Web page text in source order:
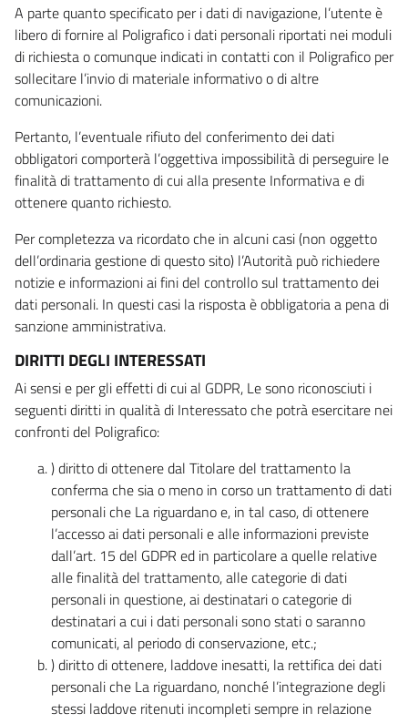
A parte quanto specificato per i dati di navigazione, l’utente è
libero di fornire al Poligrafico i dati personali riportati nei moduli
di richiesta o comunque indicati in contatti con il Poligrafico per
sollecitare l’invio di materiale informativo o di altre
comunicazioni.
Pertanto, l’eventuale rifiuto del conferimento dei dati
obbligatori comporterà l’oggettiva impossibilità di perseguire le
finalità di trattamento di cui alla presente Informativa e di
ottenere quanto richiesto.
Per completezza va ricordato che in alcuni casi (non oggetto
dell’ordinaria gestione di questo sito) l’Autorità può richiedere
notizie e informazioni ai fini del controllo sul trattamento dei
dati personali. In questi casi la risposta è obbligatoria a pena di
sanzione amministrativa.
DIRITTI DEGLI INTERESSATI
Ai sensi e per gli effetti di cui al GDPR, Le sono riconosciuti i
seguenti diritti in qualità di Interessato che potrà esercitare nei
confronti del Poligrafico:
) diritto di ottenere dal Titolare del trattamento la
conferma che sia o meno in corso un trattamento di dati
personali che La riguardano e, in tal caso, di ottenere
l’accesso ai dati personali e alle informazioni previste
dall’art. 15 del GDPR ed in particolare a quelle relative
alle finalità del trattamento, alle categorie di dati
personali in questione, ai destinatari o categorie di
destinatari a cui i dati personali sono stati o saranno
comunicati, al periodo di conservazione, etc.;
) diritto di ottenere, laddove inesatti, la rettifica dei dati
personali che La riguardano, nonché l’integrazione degli
stessi laddove ritenuti incompleti sempre in relazione